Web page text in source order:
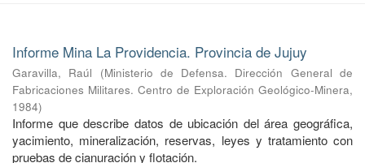
Informe Mina La Providencia. Provincia de Jujuy
Garavilla, Raúl (Ministerio de Defensa. Dirección General de
Fabricaciones Militares. Centro de Exploración Geológico-Minera,
1984)
Informe que describe datos de ubicación del área geográfica,
yacimiento, mineralización, reservas, leyes y tratamiento con
pruebas de cianuración y flotación.